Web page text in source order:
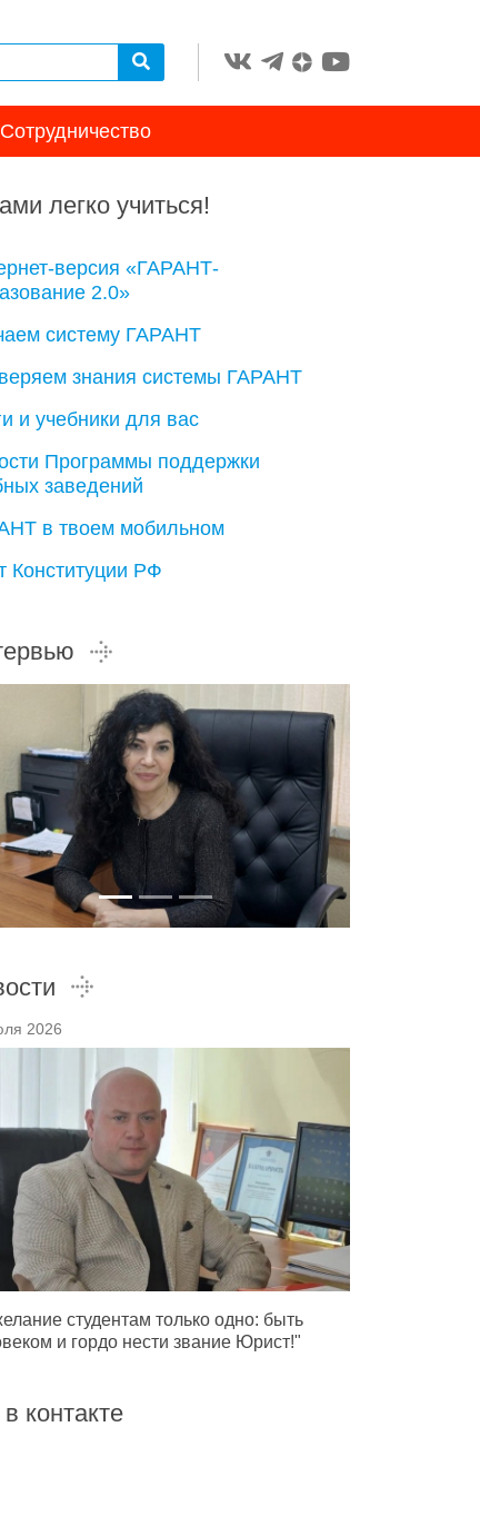
Сотрудничество
легко учиться!
версия «ГАРАНТ-
2.0»
систему ГАРАНТ
знания системы ГАРАНТ
и учебники для вас
Программы поддержки
заведений
в твоем мобильном
Конституции РФ
2026
студентам только одно: быть
и гордо нести звание Юрист!"
контакте